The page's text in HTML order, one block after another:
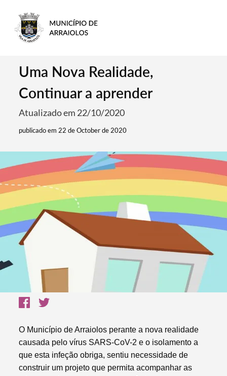
Uma Nova Realidade,
Continuar a aprender
Atualizado em 22/10/2020
publicado em 22 de October de 2020
O Município de Arraiolos perante a nova realidade
causada pelo vírus SARS-CoV-2 e o isolamento a
que esta infeção obriga, sentiu necessidade de
construir um projeto que permita acompanhar as